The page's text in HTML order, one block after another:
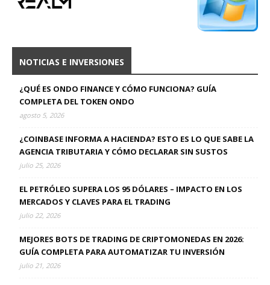
NOTICIAS E INVERSIONES
¿QUÉ ES ONDO FINANCE Y CÓMO FUNCIONA? GUÍA
COMPLETA DEL TOKEN ONDO
agosto 5, 2026
¿COINBASE INFORMA A HACIENDA? ESTO ES LO QUE SABE LA
AGENCIA TRIBUTARIA Y CÓMO DECLARAR SIN SUSTOS
julio 25, 2026
EL PETRÓLEO SUPERA LOS 95 DÓLARES – IMPACTO EN LOS
MERCADOS Y CLAVES PARA EL TRADING
julio 22, 2026
MEJORES BOTS DE TRADING DE CRIPTOMONEDAS EN 2026:
GUÍA COMPLETA PARA AUTOMATIZAR TU INVERSIÓN
julio 21, 2026